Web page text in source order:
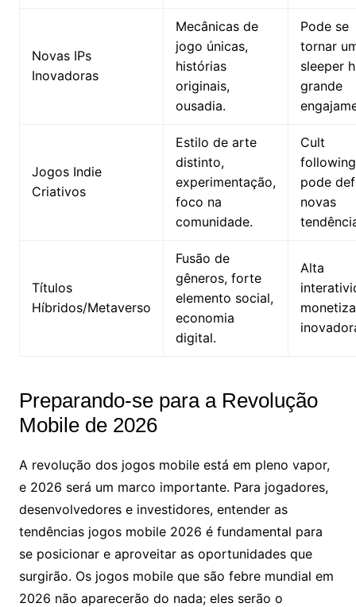
Novas IPs
Inovadoras
Mecânicas de
jogo únicas,
histórias
originais,
ousadia.
Pode se
tornar
sleeper
grande
Jogos Indie
Criativos
Estilo de arte
distinto,
experimentação,
foco na
comunidade.
Cult
pode
novas
Títulos
Híbridos/Metaverso
Fusão de
gêneros, forte
elemento social,
economia
digital.
Alta
Preparando-se para a Revolução
Mobile de 2026
A revolução dos jogos mobile está em pleno vapor,
e 2026 será um marco importante. Para jogadores,
desenvolvedores e investidores, entender as
tendências jogos mobile 2026 é fundamental para
se posicionar e aproveitar as oportunidades que
surgirão. Os jogos mobile que são febre mundial em
2026 não aparecerão do nada; eles serão o